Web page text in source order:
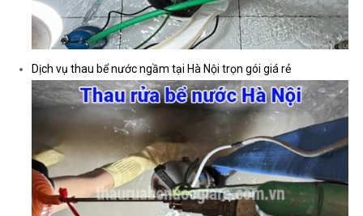
Dịch vụ thau bể nước ngầm tại Hà Nội trọn gói giá rẻ